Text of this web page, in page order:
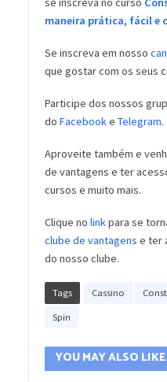
maneira prática, fácil e
Se inscreva em nosso
que gostar com os seus
Participe dos nossos
do Facebooke Telegram.
Aproveite também e
de vantagens e ter
cursos e muito mais.
Clique no linkpara se
clube de vantagens e ter
do nosso clube.
Tags Cassino
Spin
YOU MAY ALSO LIKE